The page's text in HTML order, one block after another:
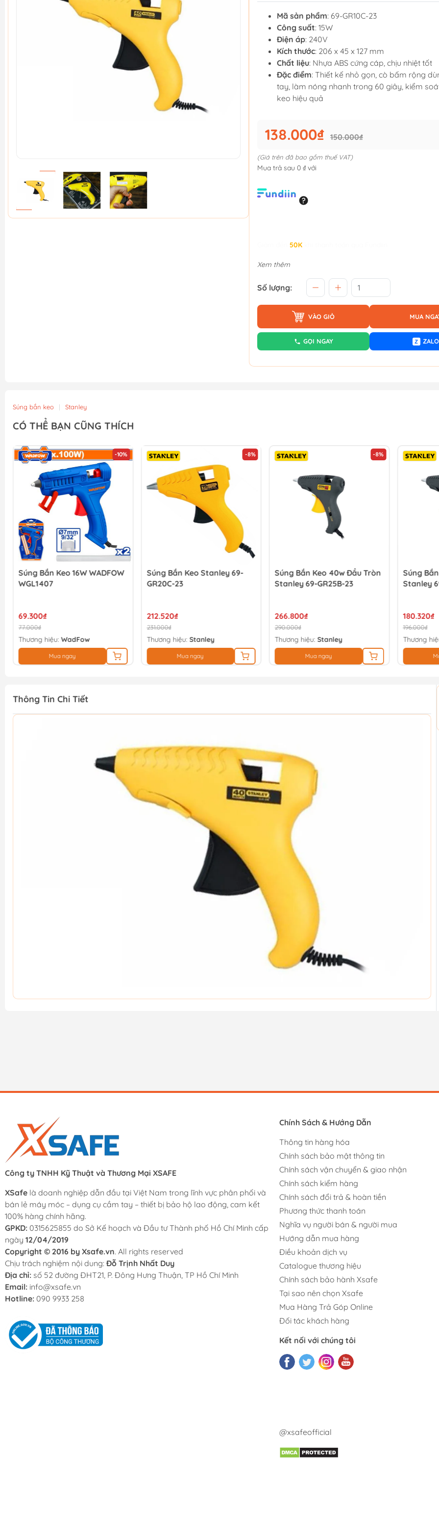
Mã sản phẩm: 69-GR10C-23
Công suất: 15W
Điện áp: 240V
Kích thước: 206 x 45 x 127 mm
Chất liệu: Nhựa ABS cứng cáp, chịu nhiệt tốt
Đặc điểm: Thiết kế nhỏ gọn, cò bấm rộng
tay, làm nóng nhanh trong 60 giây, kiểm
keo hiệu quả
138.000₫ 150.000₫
(Giá trên đã bao gồm thuế VAT)
Mua trả sau 0 ₫ với
50K
Xem thêm
Số lượng:
VÀO GIỎ MUA
GỌI NGAY Z ZALO
Súng bắn keo | Stanley
CÓ THỂ BẠN CŨNG THÍCH
-10%
Súng Bắn Keo 16W WADFOW
WGL1407
69.300₫
77.000₫
Thương hiệu:WadFow
Mua ngay
-8%
Súng Bắn Keo Stanley 69-
GR20C-23
212.520₫
231.000₫
Thương hiệu: Stanley
Mua ngay
-8%
Súng Bắn Keo 40w Đầu Tròn
Stanley 69-GR25B-23
266.800₫
290.000₫
Thương hiệu: Stanley
Mua ngay
Súng
Stanley
180.320₫
196.000₫
Thương
Thông Tin Chi Tiết
Công ty TNHH Kỹ Thuật và Thương Mại XSAFE
XSafe là doanh nghiệp dẫn đầu tại Việt Nam trong lĩnh vực phân phối và
bán lẻ máy móc – dụng cụ cầm tay – thiết bị bảo hộ lao động, cam kết
100% hàng chính hãng.
GPKD: 0315625855 do Sở Kế hoạch và Đầu tư Thành phố Hồ Chí Minh cấp
ngày 12/04/2019
Copyright © 2016 by Xsafe.vn. All rights reserved
Chịu trách nghiệm nội dung: Đỗ Trịnh Nhất Duy
Địa chỉ: số 52 đường ĐHT21, P. Đông Hưng Thuận, TP Hồ Chí Minh
Email: info@xsafe.vn
Hotline: 090 9933 258
Chính Sách & Hướng Dẫn
Thông tin hàng hóa
Chính sách bảo mật thông tin
Chính sách vận chuyển & giao nhận
Chính sách kiểm hàng
Chính sách đổi trả & hoàn tiền
Phương thức thanh toán
Nghĩa vụ người bán & người mua
Hướng dẫn mua hàng
Điều khoản dịch vụ
Catalogue thương hiệu
Chính sách bảo hành Xsafe
Tại sao nên chọn Xsafe
Mua Hàng Trả Góp Online
Đối tác khách hàng
Kết nối với chúng tôi
@xsafeofficial